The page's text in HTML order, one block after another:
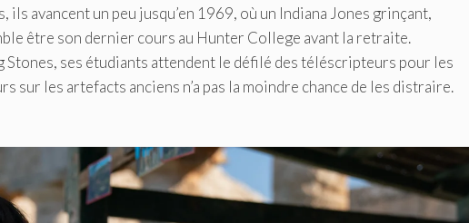
avancent un peu jusqu’en 1969, où un Indiana Jones grinçant,
être son dernier cours au Hunter College avant la retraite.
ses étudiants attendent le défilé des téléscripteurs pour les
sur les artefacts anciens n’a pas la moindre chance de les distraire.